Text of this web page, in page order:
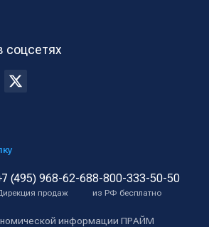
соцсетях
(495) 968-62-68
продаж
8-800-333-50-50
из РФ бесплатно
информации ПРАЙМ